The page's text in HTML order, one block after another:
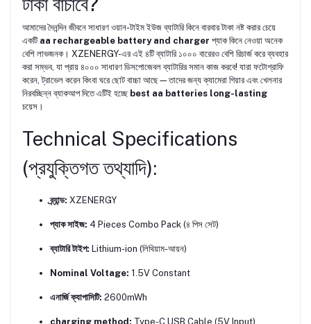
আমাদের দৈনন্দিন জীবনে সাধারণ ওয়ান-টাইম ইউজ ব্যাটারি কিনে বারবার টাকা নষ্ট করার চেয়ে
একটি aa rechargeable battery and charger প্যাক কিনে নেওয়া অনেক
বেশি লাভজনক। XZENERGY-এর এই ৪টি ব্যাটারি ১০০০ বারেরও বেশি রিচার্জ করে ব্যবহার
করা সম্ভব, যা প্রায় ৪০০০ সাধারণ ডিসপোজেবল ব্যাটারির সমান কাজ করবে! যারা ফটোগ্রাফি
করেন, ট্রাভেল করেন কিংবা ঘরে ছোট বাচ্চা আছে—তাদের জন্য ক্যামেরা গিয়ার এবং খেলনার
নিরবচ্ছিন্ন ব্যাকআপ দিতে এটিই হচ্ছে best aa batteries long-lasting
চয়েস।
Technical Specifications
(প্রযুক্তিগত তথ্যাদি):
ব্র্যান্ড: XZENERGY
প্যাক সাইজ: 4 Pieces Combo Pack (৪ পিস সেট)
ব্যাটারি টাইপ: Lithium-ion (লিথিয়াম-আয়ন)
Nominal Voltage: 1.5V Constant
এনার্জি ক্যাপাসিটি: 2600mWh
charging method: Type-C USB Cable (5V Input)